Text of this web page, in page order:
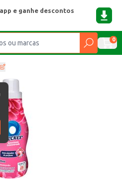
e ganhe descontos
0